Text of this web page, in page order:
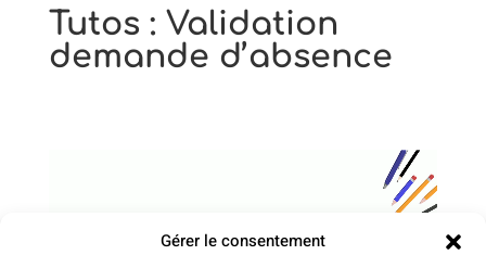
Gérer le consentement
Tutos : Validation
demande d’absence